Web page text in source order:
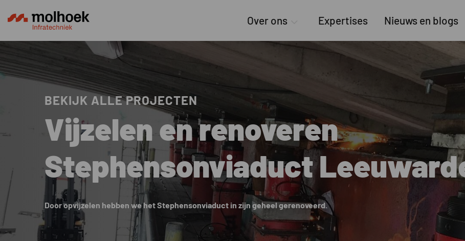
Over ons Expertises Nieuws en blogs
BEKIJK ALLE PROJECTEN
Vijzelen en renoveren
Stephensonviaduct
Door opvijzelen hebben we het Stephensonviaduct in zijn geheel gerenoveerd.